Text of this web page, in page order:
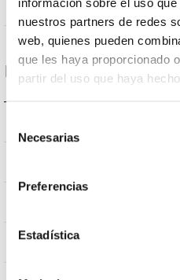
información sobre el uso
nuestros partners de redes
web, quienes pueden
que les haya proporcionado
partir del uso que haya
Necesarias
Preferencias
Estadística
Iluminação
Dados ópticos
Fluxo Hemisférico